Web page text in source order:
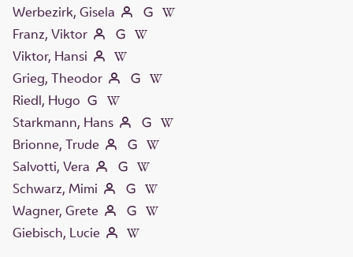
Werbezirk, Gisela
Franz, Viktor
Viktor, Hansi
Grieg, Theodor
Riedl, Hugo
Starkmann, Hans
Brionne, Trude
Salvotti, Vera
Schwarz, Mimi
Wagner, Grete
Giebisch, Lucie